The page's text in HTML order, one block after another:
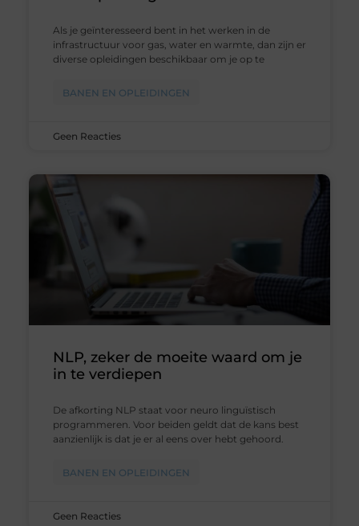
Als je geïnteresseerd bent in het werken in de
infrastructuur voor gas, water en warmte, dan zijn er
diverse opleidingen beschikbaar om je op te
BANEN EN OPLEIDINGEN
Geen Reacties
NLP, zeker de moeite waard om je
in te verdiepen
De afkorting NLP staat voor neuro linguïstisch
programmeren. Voor beiden geldt dat de kans best
aanzienlijk is dat je er al eens over hebt gehoord.
BANEN EN OPLEIDINGEN
Geen Reacties